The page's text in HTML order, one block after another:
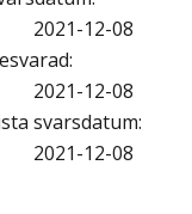
2021-12-08
:
2021-12-08
svarsdatum:
2021-12-08